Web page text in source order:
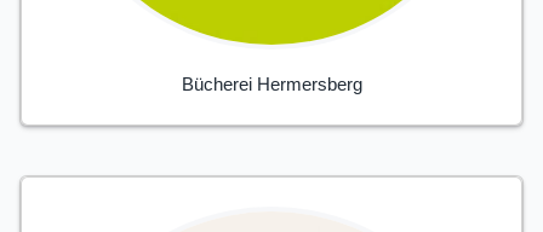
Bücherei Hermersberg